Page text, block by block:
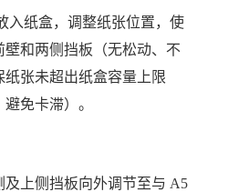
入纸盒，调整纸张位置，使
壁和两侧挡板（无松动、不
纸张未超出纸盒容量上限
避免卡滞）。
及上侧挡板向外调节至与 A5